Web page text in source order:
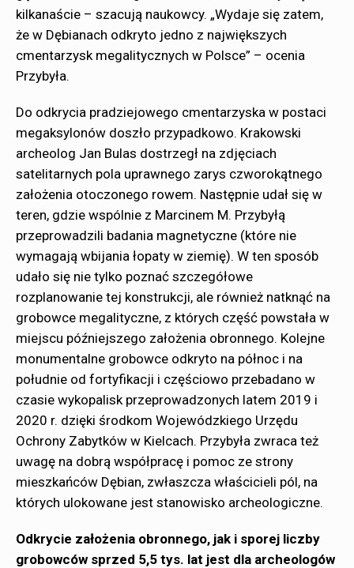
kilkanaście – szacują naukowcy. „Wydaje się zatem,
że w Dębianach odkryto jedno z największych
cmentarzysk megalitycznych w Polsce” – ocenia
Przybyła.
Do odkrycia pradziejowego cmentarzyska w postaci
megaksylonów doszło przypadkowo. Krakowski
archeolog Jan Bulas dostrzegł na zdjęciach
satelitarnych pola uprawnego zarys czworokątnego
założenia otoczonego rowem. Następnie udał się w
teren, gdzie wspólnie z Marcinem M. Przybyłą
przeprowadzili badania magnetyczne (które nie
wymagają wbijania łopaty w ziemię). W ten sposób
udało się nie tylko poznać szczegółowe
rozplanowanie tej konstrukcji, ale również natknąć na
grobowce megalityczne, z których część powstała w
miejscu późniejszego założenia obronnego. Kolejne
monumentalne grobowce odkryto na północ i na
południe od fortyfikacji i częściowo przebadano w
czasie wykopalisk przeprowadzonych latem 2019 i
2020 r. dzięki środkom Wojewódzkiego Urzędu
Ochrony Zabytków w Kielcach. Przybyła zwraca też
uwagę na dobrą współpracę i pomoc ze strony
mieszkańców Dębian, zwłaszcza właścicieli pól, na
których ulokowane jest stanowisko archeologiczne.
Odkrycie założenia obronnego, jak i sporej liczby
grobowców sprzed 5,5 tys. lat jest dla archeologów